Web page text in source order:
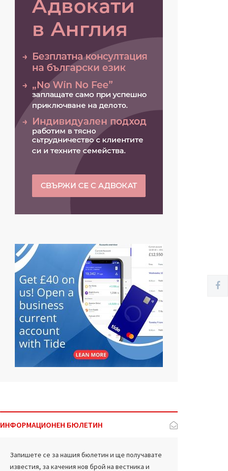
ИНФОРМАЦИОНЕН БЮЛЕТИН
Запишете се за нашия бюлетин и ще получавате
известия, за качения нов брой на вестника и